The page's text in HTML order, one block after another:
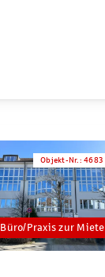
Büro/Praxis zur Miete
Objekt-Nr. :4683